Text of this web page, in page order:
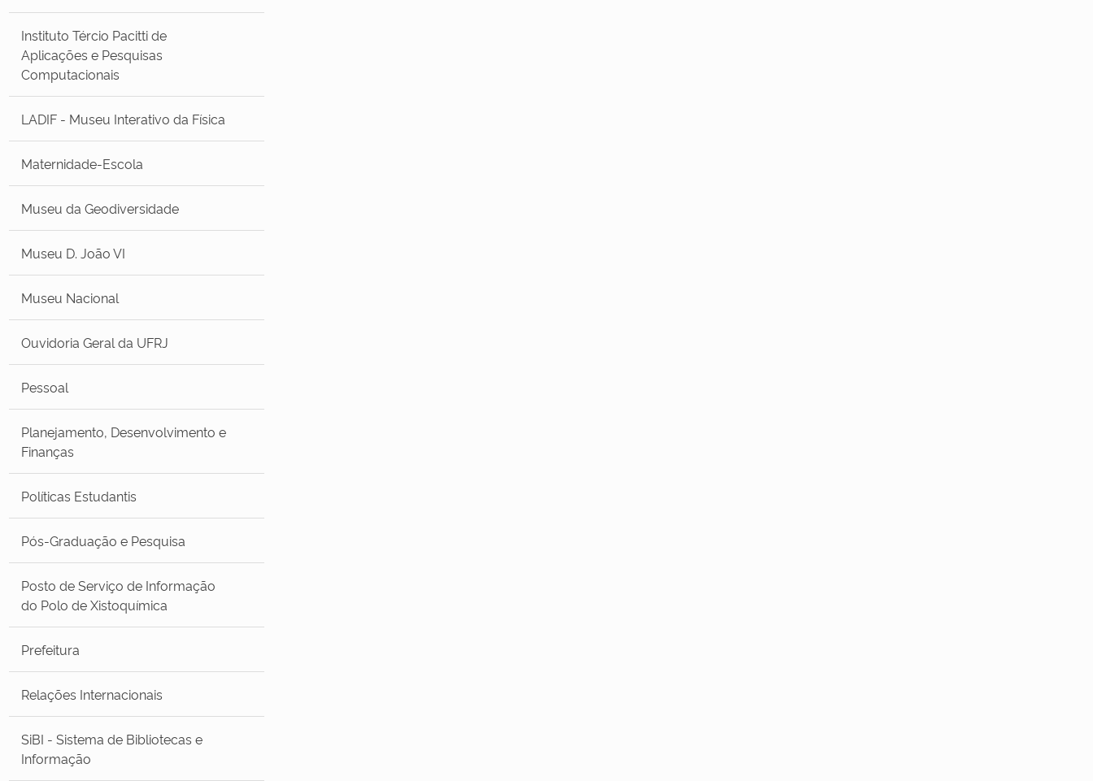
Instituto Tércio Pacitti de
Aplicações e Pesquisas
Computacionais
LADIF - Museu Interativo da Física
Maternidade-Escola
Museu da Geodiversidade
Museu D. João VI
Museu Nacional
Ouvidoria Geral da UFRJ
Pessoal
Planejamento, Desenvolvimento e
Finanças
Políticas Estudantis
Pós-Graduação e Pesquisa
Posto de Serviço de Informação
do Polo de Xistoquímica
Prefeitura
Relações Internacionais
SiBI - Sistema de Bibliotecas e
Informação